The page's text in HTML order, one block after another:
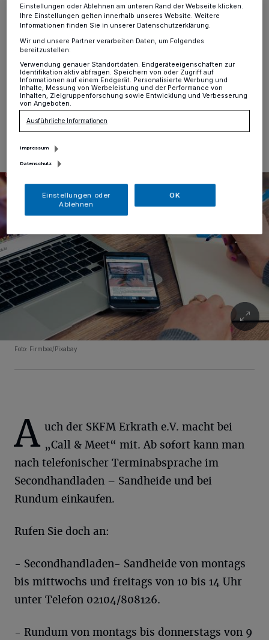
Auch der SKFM Erkrath e.V. macht bei „Call &
Meet“ mit. Ab sofort kann man nach telefonischer
und bei Rundum einkaufen.
12.03.2021 , 12:25 Uhr
Foto: Firmbee/Pixabay
A uch der SKFM Erkrath e.V. macht bei
„Call & Meet“ mit. Ab sofort kann man
nach telefonischer Terminabsprache im
Secondhandladen – Sandheide und bei
Rundum einkaufen.
Rufen Sie doch an:
- Secondhandladen- Sandheide von montags
bis mittwochs und freitags von 10 bis 14 Uhr
unter Telefon 02104/808126.
- Rundum von montags bis donnerstags von 9
Einstellungen oder Ablehnen am unteren Rand der Webseite klicken.
Ihre Einstellungen gelten innerhalb unseres Website. Weitere
Informationen finden Sie in unserer Datenschutzerklärung.
Wir und unsere Partner verarbeiten Daten, um Folgendes
bereitzustellen:
Verwendung genauer Standortdaten. Endgeräteeigenschaften zur
Identifikation aktiv abfragen. Speichern von oder Zugriff auf
Informationen auf einem Endgerät. Personalisierte Werbung und
Inhalte, Messung von Werbeleistung und der Performance von
Inhalten, Zielgruppenforschung sowie Entwicklung und Verbesserung
von Angeboten.
Ausführliche Informationen
Impressum
Datenschutz
Einstellungen oder
Ablehnen
OK